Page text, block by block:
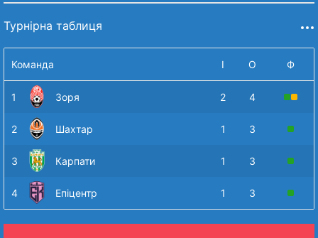
Турнірна таблиця
Команда І О Ф
1 Зоря 2 4
2 Шахтар 1 3
3 Карпати 1 3
4 Епіцентр 1 3